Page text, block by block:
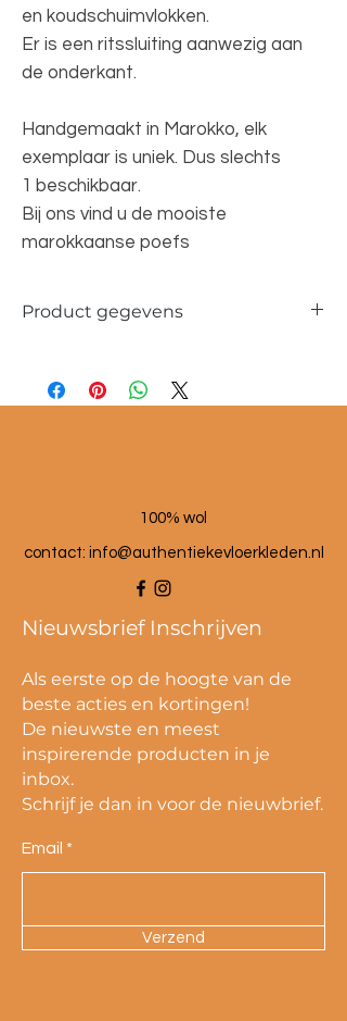
en koudschuimvlokken.
Er is een ritssluiting aanwezig aan
de onderkant.
Handgemaakt in Marokko, elk
exemplaar is uniek. Dus slechts
1 beschikbaar.
Bij ons vind u de mooiste
marokkaanse poefs
Product gegevens
Maat poef: 60x60x25 cm
100% wol
contact: info@authentiekevloerkleden.nl
Nieuwsbrief Inschrijven
Als eerste op de hoogte van de
beste acties en kortingen!
De nieuwste en meest
inspirerende producten in je
inbox.
Schrijf je dan in voor de nieuwbrief.
Email
Verzend